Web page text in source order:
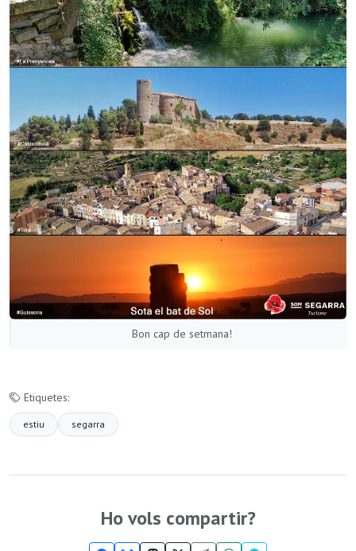
Bon cap de setmana!
Etiquetes:
estiu segarra
Ho vols compartir?